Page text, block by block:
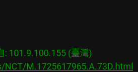
: 101.9.100.155 (臺灣)
M.1725617965.A.73D.html